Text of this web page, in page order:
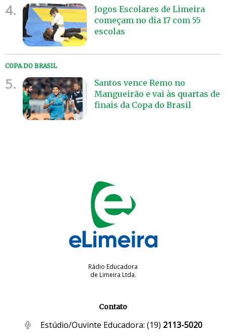
4.
Jogos Escolares de Limeira
começam no dia 17 com 55
escolas
COPA DO BRASIL
5.
Santos vence Remo no
Mangueirão e vai às quartas de
finais da Copa do Brasil
Rádio Educadora
de Limeira Ltda.
Contato
Estúdio/Ouvinte Educadora: (19) 2113-5020